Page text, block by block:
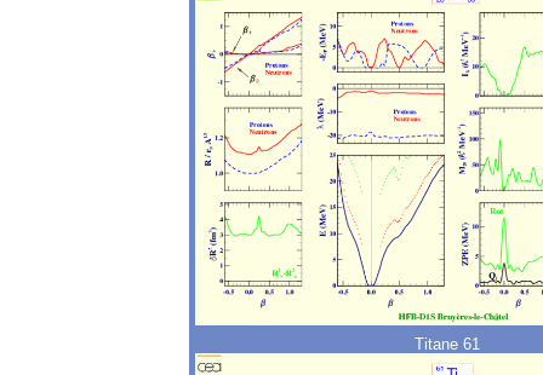
Titane 61